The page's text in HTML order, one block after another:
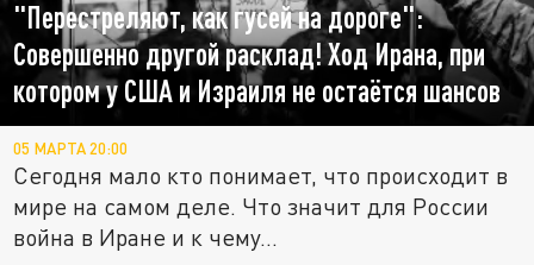
"Перестреляют, как гусей на дороге":
Совершенно другой расклад! Ход Ирана, при
котором у США и Израиля не остаётся шансов
05 МАРТА 20:00
Сегодня мало кто понимает, что происходит в
мире на самом деле. Что значит для России
война в Иране и к чему...